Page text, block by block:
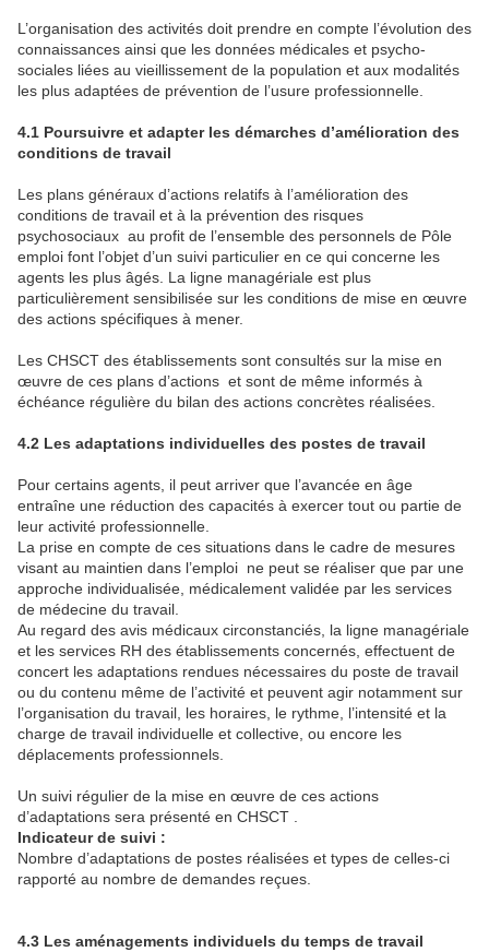
L’organisation des activités doit prendre en compte l’évolution des
connaissances ainsi que les données médicales et psycho-
sociales liées au vieillissement de la population et aux modalités
les plus adaptées de prévention de l’usure professionnelle.
4.1 Poursuivre et adapter les démarches d’amélioration des
conditions de travail
Les plans généraux d’actions relatifs à l’amélioration des
conditions de travail et à la prévention des risques
psychosociaux au profit de l’ensemble des personnels de Pôle
emploi font l’objet d’un suivi particulier en ce qui concerne les
agents les plus âgés. La ligne managériale est plus
particulièrement sensibilisée sur les conditions de mise en œuvre
des actions spécifiques à mener.
Les CHSCT des établissements sont consultés sur la mise en
œuvre de ces plans d’actions et sont de même informés à
échéance régulière du bilan des actions concrètes réalisées.
4.2 Les adaptations individuelles des postes de travail
Pour certains agents, il peut arriver que l’avancée en âge
entraîne une réduction des capacités à exercer tout ou partie de
leur activité professionnelle.
La prise en compte de ces situations dans le cadre de mesures
visant au maintien dans l’emploi ne peut se réaliser que par une
approche individualisée, médicalement validée par les services
de médecine du travail.
Au regard des avis médicaux circonstanciés, la ligne managériale
et les services RH des établissements concernés, effectuent de
concert les adaptations rendues nécessaires du poste de travail
ou du contenu même de l’activité et peuvent agir notamment sur
l’organisation du travail, les horaires, le rythme, l’intensité et la
charge de travail individuelle et collective, ou encore les
déplacements professionnels.
Un suivi régulier de la mise en œuvre de ces actions
d’adaptations sera présenté en CHSCT .
Indicateur de suivi :
Nombre d’adaptations de postes réalisées et types de celles-ci
rapporté au nombre de demandes reçues.
4.3 Les aménagements individuels du temps de travail